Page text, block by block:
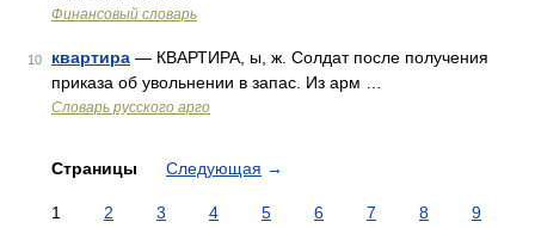
Финансовый словарь
10 квартира — КВАРТИРА, ы, ж. Солдат после получения
приказа об увольнении в запас. Из арм …
Словарь русского арго
Страницы Следующая →
1 2 3 4 5 6 7 8
9